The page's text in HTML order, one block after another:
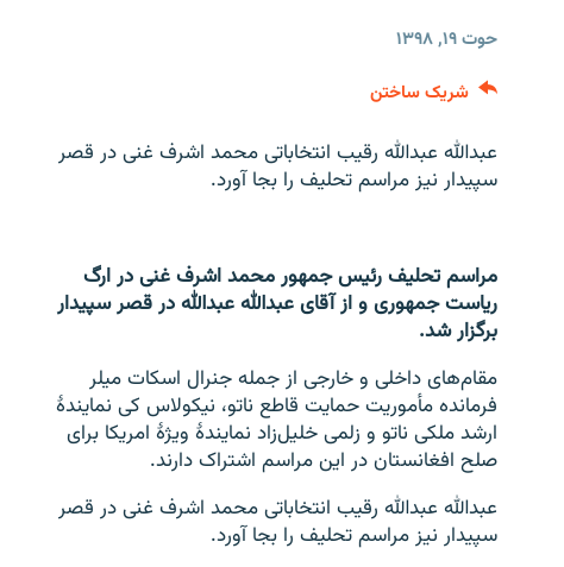
حوت ۱۹, ۱۳۹۸
شریک ساختن
عبدالله عبدالله رقیب انتخاباتی محمد اشرف غنی در قصر
سپیدار نیز مراسم تحلیف را بجا آورد.
مراسم تحلیف رئیس جمهور محمد اشرف غنی در ارگ
ریاست جمهوری و از آقای عبدالله عبدالله در قصر سپیدار
برگزار شد.
مقام‌های داخلی و خارجی از جمله جنرال اسکات میلر
فرمانده مأموریت حمایت قاطع ناتو، نیکولاس کی نمایندۀ
ارشد ملکی ناتو و زلمی خلیل‌زاد نمایندۀ ویژۀ امریکا برای
صلح افغانستان در این مراسم اشتراک دارند.
عبدالله عبدالله رقیب انتخاباتی محمد اشرف غنی در قصر
سپیدار نیز مراسم تحلیف را بجا آورد.